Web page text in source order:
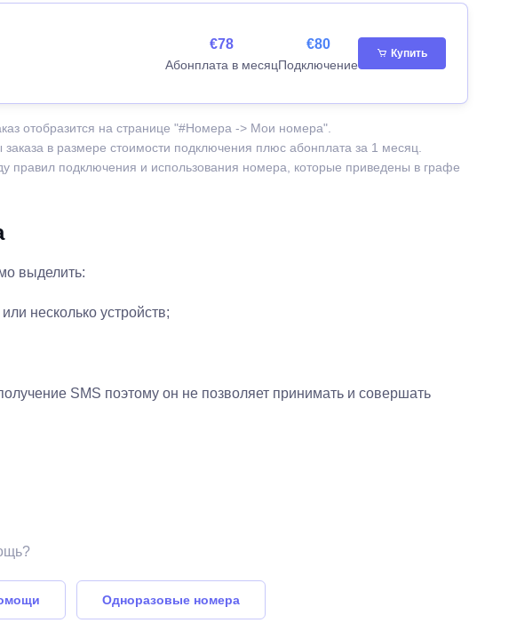
€78
Абонплата в месяц
€80
Подключение
Купить
отобразится на странице "#Номера -> Мои номера".
в размере стоимости подключения плюс абонплата за 1 месяц.
правил подключения и использования номера, которые приведены в графе
выделить:
несколько устройств;
SMS поэтому он не позволяет принимать и совершать
Одноразовые номера